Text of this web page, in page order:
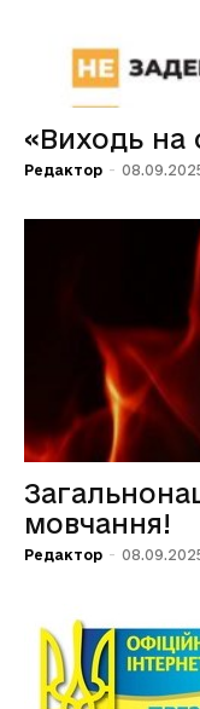
«Виходь на
Редактор -
мовчання!
Редактор -